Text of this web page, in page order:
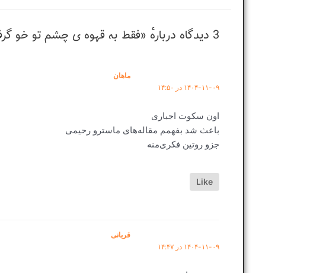
3 دیدگاه دربارهٔ «فقط به قهوه ی چشم تو خو گرفته دلم…!»
ماهان
۱۴۰۴-۱۱-۰۹ در ۱۴:۵۰
اون سکوت اجباری
باعث شد بفهمم مقاله‌های ماسترو رحیمی
جزو روتین فکری‌منه
Like
قربانی
۱۴۰۴-۱۱-۰۹ در ۱۴:۴۷